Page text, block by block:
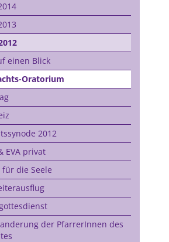
einen Blick
Oratorium
2012
EVA privat
für die Seele
der PfarrerInnen des